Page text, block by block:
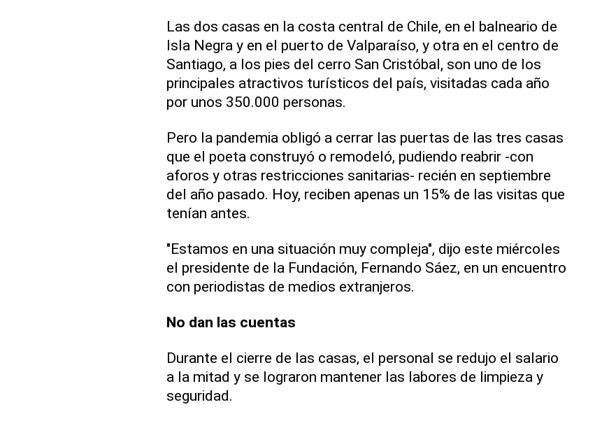
Las dos casas en la costa central de Chile, en el balneario de
Isla Negra y en el puerto de Valparaíso, y otra en el centro de
Santiago, a los pies del cerro San Cristóbal, son uno de los
principales atractivos turísticos del país, visitadas cada año
por unos 350.000 personas.
Pero la pandemia obligó a cerrar las puertas de las tres casas
que el poeta construyó o remodeló, pudiendo reabrir -con
aforos y otras restricciones sanitarias- recién en septiembre
del año pasado. Hoy, reciben apenas un 15% de las visitas que
tenían antes.
"Estamos en una situación muy compleja", dijo este miércoles
el presidente de la Fundación, Fernando Sáez, en un encuentro
con periodistas de medios extranjeros.
No dan las cuentas
Durante el cierre de las casas, el personal se redujo el salario
a la mitad y se lograron mantener las labores de limpieza y
seguridad.